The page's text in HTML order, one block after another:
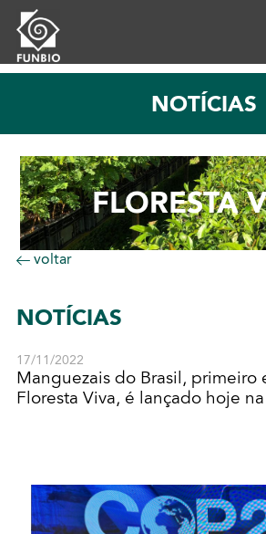
NOTÍCIAS
FLORESTA
voltar
NOTÍCIAS
17/11/2022
Manguezais do Brasil, primeiro
Floresta Viva, é lançado hoje